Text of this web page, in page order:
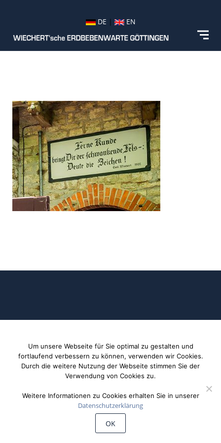
DE | EN
©Wiechert'sche Erdbebenwarte Göttingen
Um unsere Webseite für Sie optimal zu gestalten und
fortlaufend verbessern zu können, verwenden wir Cookies.
Durch die weitere Nutzung der Webseite stimmen Sie der
Verwendung von Cookies zu.
Weitere Informationen zu Cookies erhalten Sie in unserer
Datenschutzerklärung
OK